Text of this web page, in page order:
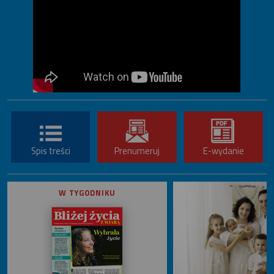
Spis treści Prenumeruj E-wydanie
W TYGODNIKU